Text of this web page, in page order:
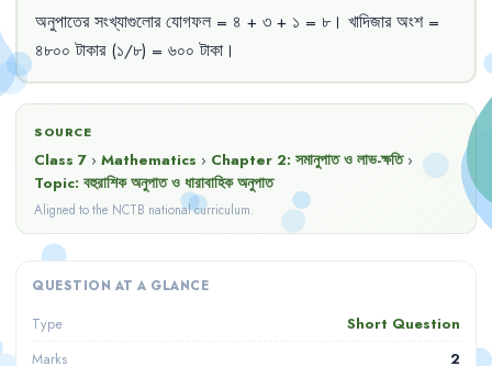
অনুপাতের সংখ্যাগুলোর যোগফল = ৪ + ৩ + ১ = ৮। খাদিজার অংশ
৪৮০০ টাকার (১/৮) = ৬০০ টাকা।
SOURCE
Class 7 › Mathematics › Chapter 2: সমানুপাত ও লাভ-ক্ষতি ›
Topic: বহুরাশিক অনুপাত ও ধারাবাহিক অনুপাত
Aligned to the NCTB national curriculum.
QUESTION AT A GLANCE
Type Short Question
Marks 2